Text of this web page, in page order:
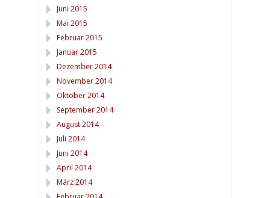
Juni 2015
Mai 2015
Februar 2015
Januar 2015
Dezember 2014
November 2014
Oktober 2014
September 2014
August 2014
Juli 2014
Juni 2014
April 2014
März 2014